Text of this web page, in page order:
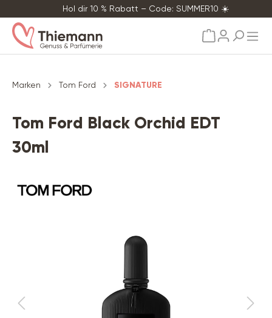
Hol dir 10 % Rabatt – Code: SUMMER10 ☀️
Marken Tom Ford SIGNATURE
Tom Ford Black Orchid EDT
30ml